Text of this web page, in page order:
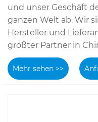
und unser Geschäft
ganzen Welt ab. Wir
Hersteller und
größter Partner in
Mehr sehen >>